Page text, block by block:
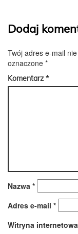
Dodaj
Twój adres e-mail
oznaczone *
Komentarz*
Nazwa *
Adres e-mail *
Witryna internetowa